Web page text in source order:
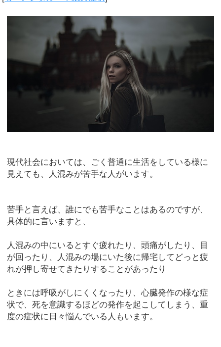
現代社会においては、ごく普通に生活をしている様に
見えても、人混みが苦手な人がいます。
苦手と言えば、誰にでも苦手なことはあるのですが、
具体的に言いますと、
人混みの中にいるとすぐ疲れたり、頭痛がしたり、目
が回ったり、人混みの場にいた後に帰宅してどっと疲
れが押し寄せてきたりすることがあったり
ときには呼吸がしにくくなったり、心臓発作の様な症
状で、死を意識するほどの発作を起こしてしまう、重
度の症状に日々悩んでいる人もいます。